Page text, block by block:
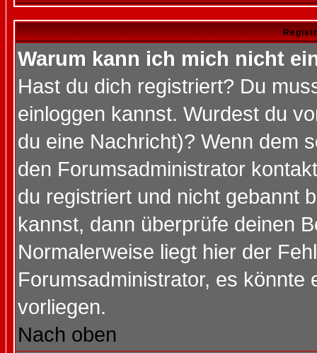
Warum kann ich mich nicht
Hast du dich registriert? Du
einloggen kannst. Wurdest du
du eine Nachricht)? Wenn dem
den Forumsadministrator
du registriert und nicht gebannt
kannst, dann überprüfe deinen
Normalerweise liegt hier der
Forumsadministrator, es könnte
vorliegen.
Nach oben